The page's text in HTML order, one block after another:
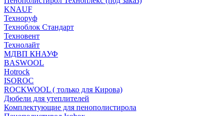
KNАUF
Технoруф
Техноблок Стандарт
Техновент
Технолайт
МДВП КНАУФ
BASWOOL
Hotrock
ISOROC
ROCKWOOL ( только для Кирова)
Дюбели для утеплителей
Комплектующие для пенополистирола